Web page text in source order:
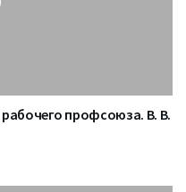
профсоюза. В. В.